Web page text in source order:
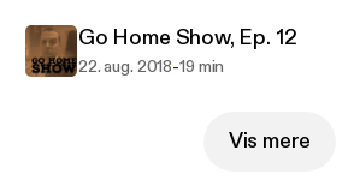
Go Home Show, Ep. 12
22. aug. 2018-19 min
Vis mere